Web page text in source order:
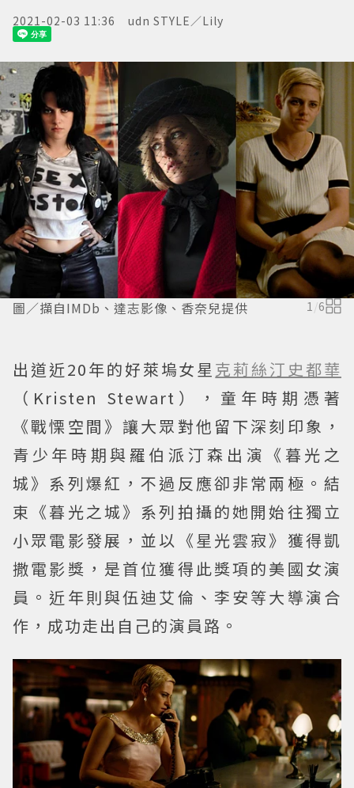
2021-02-03 11:36 udn STYLE／Lily
圖／擷自IMDb、達志影像、香奈兒提供 1 /6
出道近20年的好萊塢女星 克莉絲汀史都華
（Kristen Stewart），童年時期憑著
《戰慄空間》讓大眾對他留下深刻印象，
青少年時期與羅伯派汀森出演《暮光之
城》系列爆紅，不過反應卻非常兩極。結
束《暮光之城》系列拍攝的她開始往獨立
小眾電影發展，並以《星光雲寂》獲得凱
撒電影獎，是首位獲得此獎項的美國女演
員。近年則與伍迪艾倫、李安等大導演合
作，成功走出自己的演員路。